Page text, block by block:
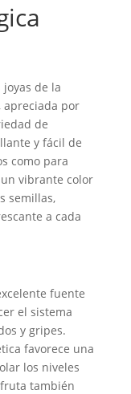
de la
apreciada por
de
y fácil de
como para
vibrante color
semillas,
a cada
fuente
el sistema
y gripes.
favorece una
los niveles
también